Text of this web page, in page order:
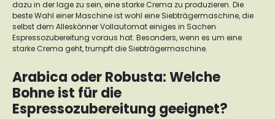
dazu in der lage zu sein, eine starke Crema zu produzieren. Die
beste Wahl einer Maschine ist wohl eine Siebträgermaschine, die
selbst dem Alleskönner Vollautomat einiges in Sachen
Espressozubereitung voraus hat. Besonders, wenn es um eine
starke Crema geht, trumpft die Siebträgermaschine.
Arabica oder Robusta: Welche
Bohne ist für die
Espressozubereitung geeignet?